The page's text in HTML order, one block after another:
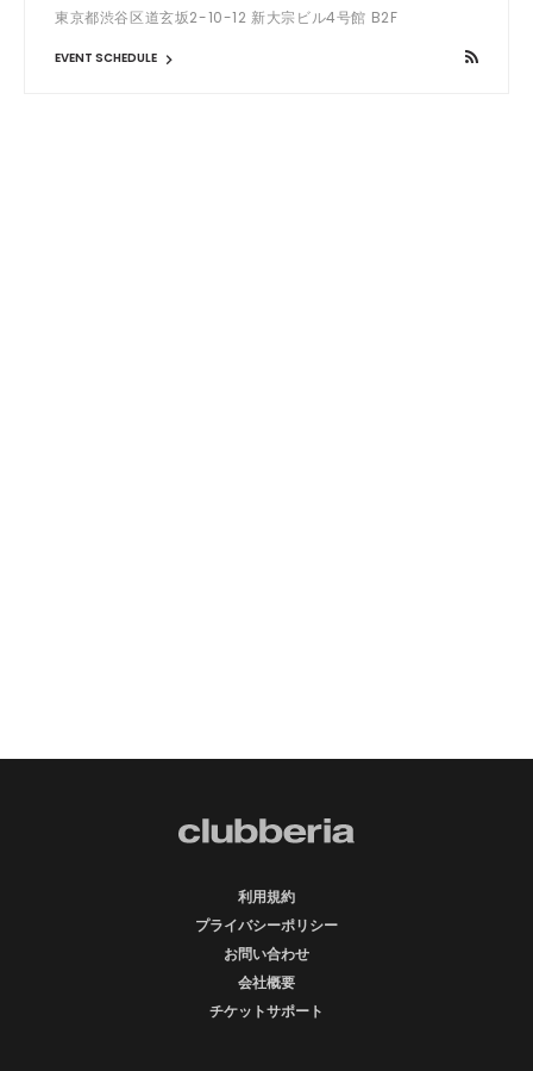
東京都渋谷区道玄坂2-10-12 新大宗ビル4号館 B2F
EVENT SCHEDULE
利用規約
プライバシーポリシー
お問い合わせ
会社概要
チケットサポート